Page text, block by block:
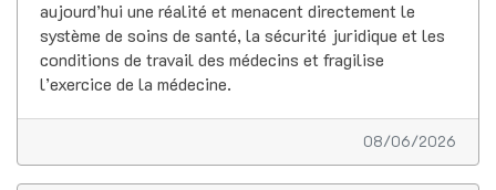
aujourd’hui une réalité et menacent directement le
système de soins de santé, la sécurité juridique et les
conditions de travail des médecins et fragilise
l’exercice de la médecine.
08/06/2026